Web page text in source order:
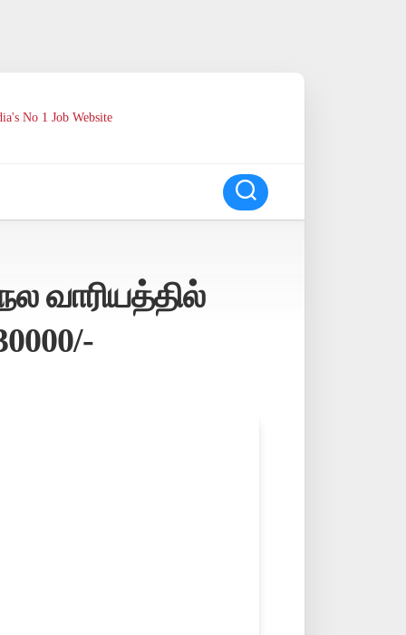
No 1 Job Website
வாரியத்தில்